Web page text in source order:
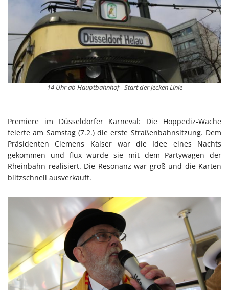
14 Uhr ab Hauptbahnhof - Start der jecken Linie
Premiere im Düsseldorfer Karneval: Die Hoppediz-Wache
feierte am Samstag (7.2.) die erste Straßenbahnsitzung. Dem
Präsidenten Clemens Kaiser war die Idee eines Nachts
gekommen und flux wurde sie mit dem Partywagen der
Rheinbahn realisiert. Die Resonanz war groß und die Karten
blitzschnell ausverkauft.